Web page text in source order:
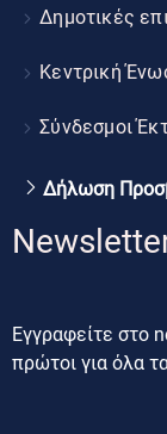
Δημοτικές
Κεντρική
Σύνδεσμοι
Δήλωση
Εγγραφείτε στο
πρώτοι για όλα